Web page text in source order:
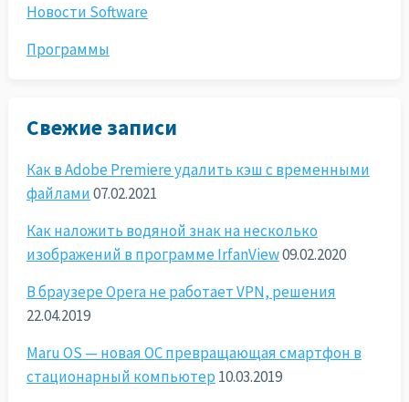
Новости Software
Программы
Свежие записи
Как в Adobe Premiere удалить кэш с временными
файлами07.02.2021
Как наложить водяной знак на несколько
изображений в программе IrfanView09.02.2020
В браузере Opera не работает VPN, решения
22.04.2019
Maru OS — новая ОС превращающая смартфон в
стационарный компьютер 10.03.2019